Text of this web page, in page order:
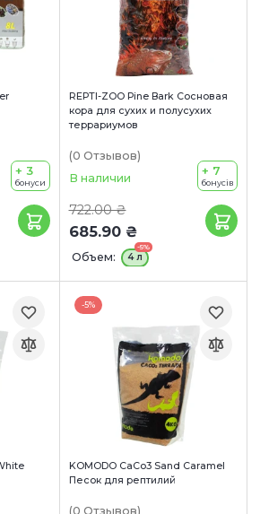
+ 3
бонуси
REPTI-ZOO Pine Bark Сосновая
кора для сухих и полусухих
террариумов
(0 Отзывов)
В наличии
722.00 ₴
685.90 ₴
+ 7
бонусів
Объем:
-5%
4 л
-5%
KOMODO CaCo3 Sand Caramel
Песок для рептилий
(0 Отзывов)